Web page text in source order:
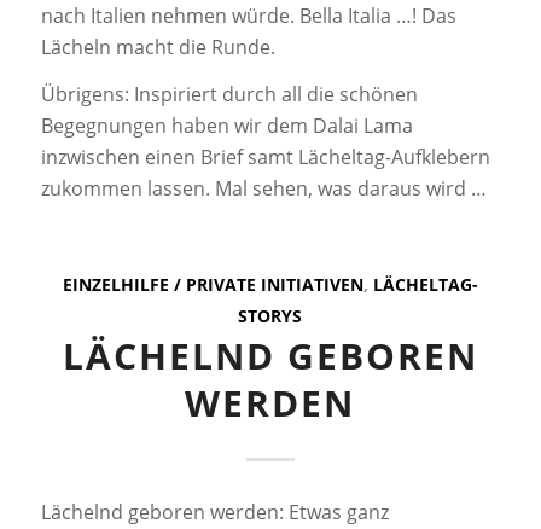
nach Italien nehmen würde. Bella Italia …! Das
Lächeln macht die Runde.
Übrigens: Inspiriert durch all die schönen
Begegnungen haben wir dem Dalai Lama
inzwischen einen Brief samt Lächeltag-Aufklebern
zukommen lassen. Mal sehen, was daraus wird …
EINZELHILFE / PRIVATE INITIATIVEN, LÄCHELTAG-
STORYS
LÄCHELND GEBOREN
WERDEN
Lächelnd geboren werden: Etwas ganz